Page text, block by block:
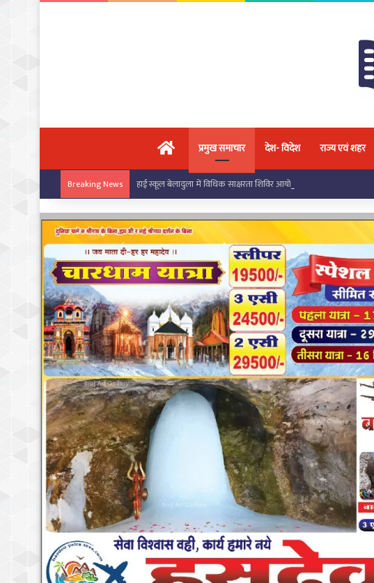
मुख्य पृष्ठप्रमुख समाचार देश- विदेश राज्य एवं शहर
Breaking News हाई स्कूल बेलादुला में विधिक साक्षरता शिविर आयोजित, छात्र-छात्राओं को